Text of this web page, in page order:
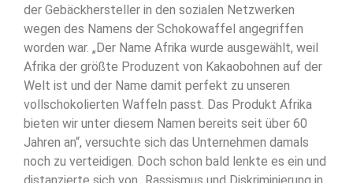
der Gebäckhersteller in den sozialen Netzwerken
wegen des Namens der Schokowaffel angegriffen
worden war. „Der Name Afrika wurde ausgewählt, weil
Afrika der größte Produzent von Kakaobohnen auf der
Welt ist und der Name damit perfekt zu unseren
vollschokolierten Waffeln passt. Das Produkt Afrika
bieten wir unter diesem Namen bereits seit über 60
Jahren an“, versuchte sich das Unternehmen damals
noch zu verteidigen. Doch schon bald lenkte es ein und